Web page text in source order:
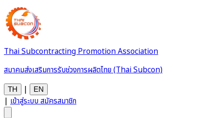
Thai Subcontracting Promotion Association
สมาคมส่งเสริมการรับช่วงการผลิตไทย (Thai Subcon)
TH | EN
| เข้าสู่ระบบสมัครสมาชิก